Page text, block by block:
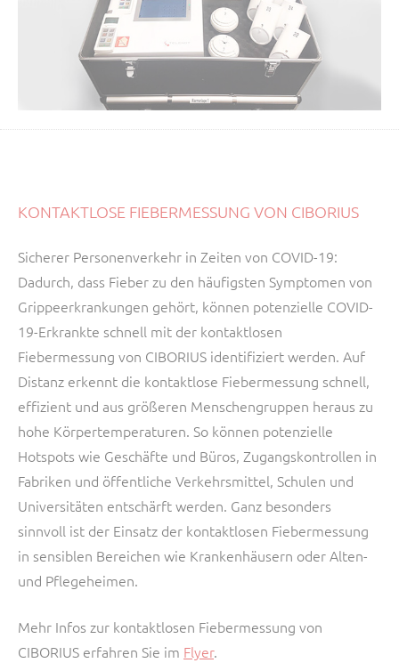
KONTAKTLOSE FIEBERMESSUNG VON CIBORIUS
Sicherer Personenverkehr in Zeiten von COVID-19:
Dadurch, dass Fieber zu den häufigsten Symptomen von
Grippeerkrankungen gehört, können potenzielle COVID-
19-Erkrankte schnell mit der kontaktlosen
Fiebermessung von CIBORIUS identifiziert werden. Auf
Distanz erkennt die kontaktlose Fiebermessung schnell,
effizient und aus größeren Menschengruppen heraus zu
hohe Körpertemperaturen. So können potenzielle
Hotspots wie Geschäfte und Büros, Zugangskontrollen in
Fabriken und öffentliche Verkehrsmittel, Schulen und
Universitäten entschärft werden. Ganz besonders
sinnvoll ist der Einsatz der kontaktlosen Fiebermessung
in sensiblen Bereichen wie Krankenhäusern oder Alten-
und Pflegeheimen.
Mehr Infos zur kontaktlosen Fiebermessung von
CIBORIUS erfahren Sie im Flyer.